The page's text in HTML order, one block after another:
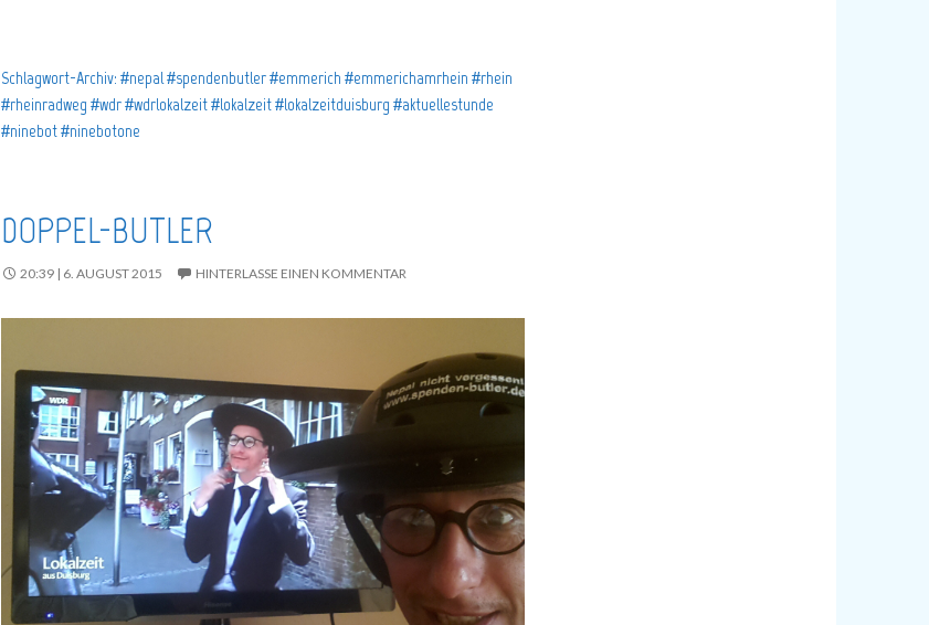
Schlagwort-Archiv: #nepal #spendenbutler #emmerich #emmerichamrhein #rhein
#rheinradweg #wdr #wdrlokalzeit #lokalzeit #lokalzeitduisburg #aktuellestunde
#ninebot #ninebotone
DOPPEL-BUTLER
20:39 | 6. AUGUST 2015 HINTERLASSE EINEN KOMMENTAR